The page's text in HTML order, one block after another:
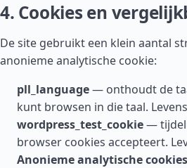
4. Cookies en
De site gebruikt een klein aantal
anonieme analytische cookie:
pll_language— onthoudt de
kunt browsen in die taal.
wordpress_test_cookie—
browser cookies accepteert.
Anonieme analytische cookies